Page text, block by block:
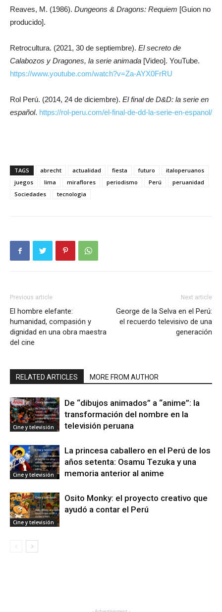
Reaves, M. (1986). Dungeons & Dragons: Requiem [Guion no
producido].
Retrocultura. (2021, 30 de septiembre). El secreto de
Calabozos y Dragones, la serie animada [Video]. YouTube.
https://www.youtube.com/watch?v=Za-AYX0FrRU
Rol Perú. (2014, 24 de diciembre). El final de D&D: la serie en
español. https://rol-peru.com/el-final-de-dd-la-serie-en-espanol/
TAGS abrecht actualidad fiesta futuro
italoperuanos
juegos
lima miraflores periodismo Perú
peruanidad
Sociedades
tecnologia
Previous article
El hombre elefante:
humanidad, compasión y
dignidad en una obra maestra
del cine
Next article
George de la Selva en el Perú:
el recuerdo televisivo de una
generación
RELATED ARTICLES MORE FROM AUTHOR
Cine y televisión
De “dibujos animados” a “anime”: la
transformación del nombre en la
televisión peruana
Cine y televisión
La princesa caballero en el Perú de los
años setenta: Osamu Tezuka y una
memoria anterior al anime
Cine y televisión
Osito Monky: el proyecto creativo que
ayudó a contar el Perú